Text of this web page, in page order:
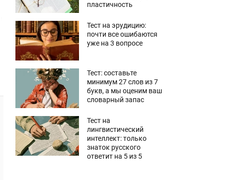
пластичность
Тест на эрудицию:
почти все ошибаются
уже на 3 вопросе
Тест: составьте
минимум 27 слов из 7
букв, а мы оценим ваш
словарный запас
Тест на
лингвистический
интеллект: только
знаток русского
ответит на 5 из 5